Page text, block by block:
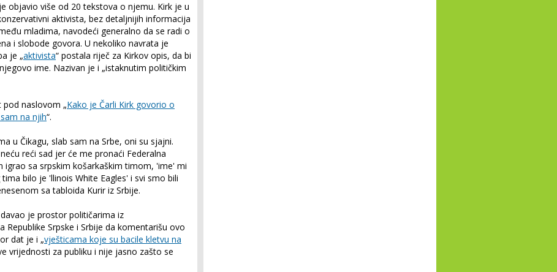
objavio više od 20 tekstova o njemu. Kirk je u
aktivista, bez detaljnijih informacija
mladima, navodeći generalno da se radi o
i slobode govora. U nekoliko navrata je
je „aktivista“ postala riječ za Kirkov opis, da bi
ime. Nazivan je i „istaknutim političkim
naslovom „Kako je Čarli Kirk govorio o
na njih“.
u Čikagu, slab sam na Srbe, oni su sjajni.
reći sad jer će me pronaći Federalna
igrao sa srpskim košarkaškim timom, 'ime' mi
bilo je 'llinois White Eagles' i svi smo bili
sa tabloida Kurir iz Srbije.
je prostor političarima iz
Republike Srpske i Srbije da komentarišu ovo
dat je i „vješticama koje su bacile kletvu na
vrijednosti za publiku i nije jasno zašto se